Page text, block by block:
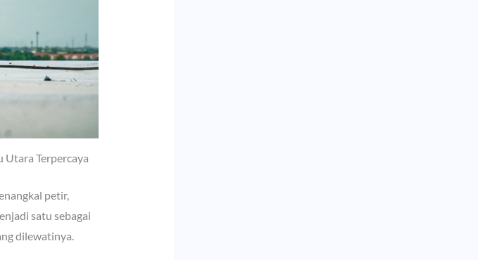
Utara Terpercaya
petir,
satu sebagai
dilewatinya.